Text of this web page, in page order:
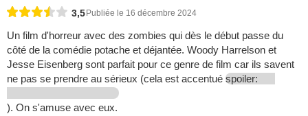
3,5 Publiée le 16 décembre 2024
Un film d'horreur avec des zombies qui dès le début passe du
côté de la comédie potache et déjantée. Woody Harrelson et
Jesse Eisenberg sont parfait pour ce genre de film car ils savent
ne pas se prendre au sérieux (cela est accentué spoiler:
). On s'amuse avec eux.